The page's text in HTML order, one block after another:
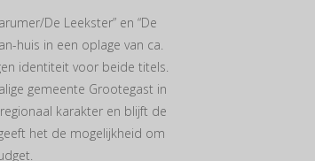
De Leekster” en “De
huis in een oplage van ca.
identiteit voor beide titels.
gemeente Grootegast in
karakter en blijft de
het de mogelijkheid om